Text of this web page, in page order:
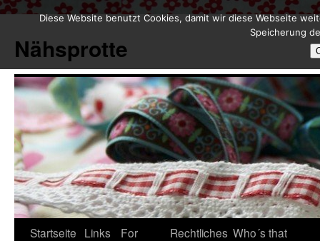
springen
Nähsprotte
Startseite Links
For
Rechtliches Who´s that
Diese Website benutzt Cookies, damit wir diese Webseite
Speicherung